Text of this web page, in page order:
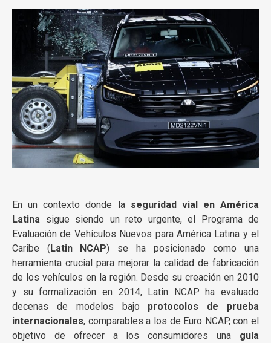
En un contexto donde la seguridad vial en América
Latina sigue siendo un reto urgente, el Programa de
Evaluación de Vehículos Nuevos para América Latina y el
Caribe (Latin NCAP) se ha posicionado como una
herramienta crucial para mejorar la calidad de fabricación
de los vehículos en la región. Desde su creación en 2010
y su formalización en 2014, Latin NCAP ha evaluado
decenas de modelos bajo protocolos de prueba
internacionales, comparables a los de Euro NCAP, con el
objetivo de ofrecer a los consumidores una guía